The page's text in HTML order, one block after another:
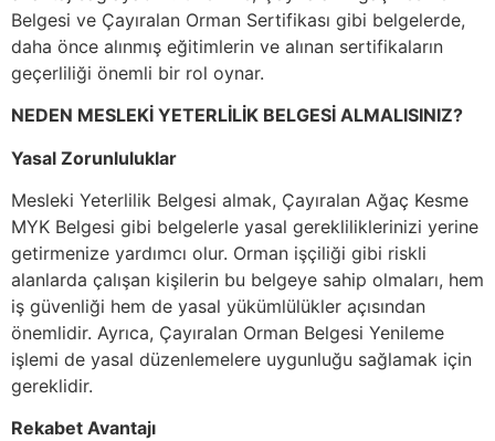
Belgesi ve Çayıralan Orman Sertifikası gibi belgelerde,
daha önce alınmış eğitimlerin ve alınan sertifikaların
geçerliliği önemli bir rol oynar.
NEDEN MESLEKİ YETERLİLİK BELGESİ ALMALISINIZ?
Yasal Zorunluluklar
Mesleki Yeterlilik Belgesi almak, Çayıralan Ağaç Kesme
MYK Belgesi gibi belgelerle yasal gerekliliklerinizi yerine
getirmenize yardımcı olur. Orman işçiliği gibi riskli
alanlarda çalışan kişilerin bu belgeye sahip olmaları, hem
iş güvenliği hem de yasal yükümlülükler açısından
önemlidir. Ayrıca, Çayıralan Orman Belgesi Yenileme
işlemi de yasal düzenlemelere uygunluğu sağlamak için
gereklidir.
Rekabet Avantajı